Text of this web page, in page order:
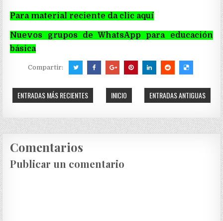
Para material reciente da clic aquí
Nuevos grupos de WhatsApp para educación
básica
Compartir:
ENTRADAS MÁS RECIENTES ENTRADAS ANTIGUAS
INICIO
Comentarios
Publicar un comentario